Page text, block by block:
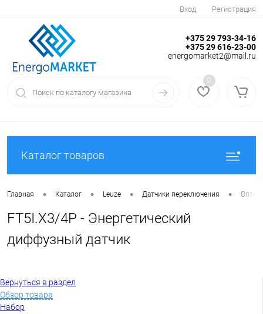
Вход Регистрация
+375 29 793-34-16
+375 29 616-23-00
energomarket2@mail.ru
0
Каталог товаров
Главная • Каталог • Leuze • Датчики переключения •
FT5I.X3/4P - Энергетический
диффузный датчик
Вернуться в раздел
Обзор товара
Набор